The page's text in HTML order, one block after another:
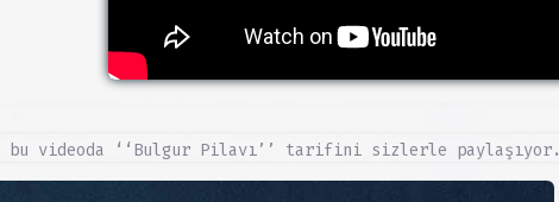
bu videoda ‘‘Bulgur Pilavı’’ tarifini sizlerle paylaşıyor.